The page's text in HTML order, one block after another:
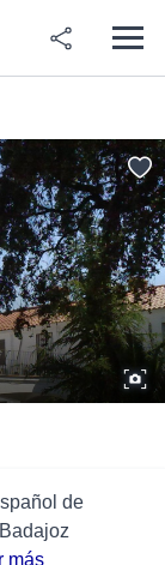
de
más